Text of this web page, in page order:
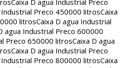
Caixa D agua Industrial Preco
Industrial Preco 450000 litrosCaixa
litrosCaixa D agua Industrial
agua Industrial Preco 600000
Preco 650000 litrosCaixa D agua
Caixa D agua Industrial Preco
Industrial Preco 800000 litrosCaixa